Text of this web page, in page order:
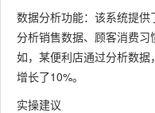
数据分析功能：该系统提
分析销售数据、顾客消费
如，某便利店通过分析数
增长了10%。
实操建议